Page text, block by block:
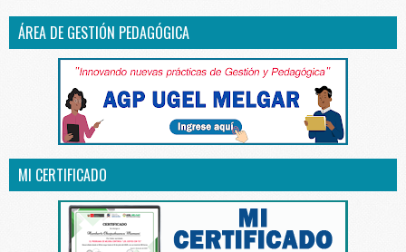
ÁREA DE GESTIÓN PEDAGÓGICA
MI CERTIFICADO